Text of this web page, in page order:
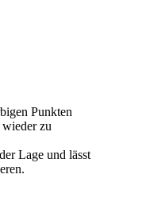
Punkten
zu
Lage und lässt